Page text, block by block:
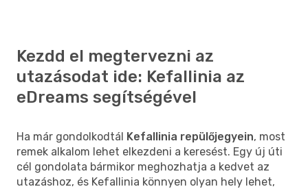
Kezdd el megtervezni az
utazásodat ide: Kefallinia az
eDreams segítségével
Ha már gondolkodtál Kefallinia repülőjegyein, most
remek alkalom lehet elkezdeni a keresést. Egy új úti
cél gondolata bármikor meghozhatja a kedvet az
utazáshoz, és Kefallinia könnyen olyan hely lehet,